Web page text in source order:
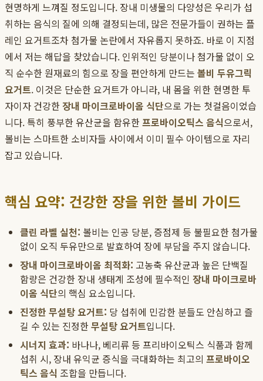
현명하게 느껴질 정도입니다. 장내 미생물의 다양성은 우리가 섭
취하는 음식의 질에 의해 결정되는데, 많은 전문가들이 권하는 플
레인 요거트조차 첨가물 논란에서 자유롭지 못하죠. 바로 이 지점
에서 저는 해답을 찾았습니다. 인위적인 당분이나 첨가물 없이 오
직 순수한 원재료의 힘으로 장을 편안하게 만드는 볼비 두유그릭
요거트. 이것은 단순한 요거트가 아니라, 내 몸을 위한 현명한 투
자이자 건강한장내 마이크로바이옴 식단으로 가는 첫걸음이었습
니다. 특히 풍부한 유산균을 함유한프로바이오틱스 음식으로서,
볼비는 스마트한 소비자들 사이에서 이미 필수 아이템으로 자리
잡고 있습니다.
핵심 요약: 건강한 장을 위한 볼비 가이드
클린 라벨 실천: 볼비는 인공 당분, 증점제 등 불필요한 첨가물
없이 오직 두유만으로 발효하여 장에 부담을 주지 않습니다.
장내 마이크로바이옴 최적화: 고농축 유산균과 높은 단백질
함량은 건강한 장내 생태계 조성에 필수적인 장내 마이크로바
이옴 식단의 핵심 요소입니다.
진정한 무설탕 요거트: 당 섭취에 민감한 분들도 안심하고 즐
길 수 있는 진정한무설탕 요거트입니다.
시너지 효과: 바나나, 베리류 등 프리바이오틱스 식품과 함께
섭취 시, 장내 유익균 증식을 극대화하는 최고의 프로바이오
틱스 음식 조합을 만듭니다.